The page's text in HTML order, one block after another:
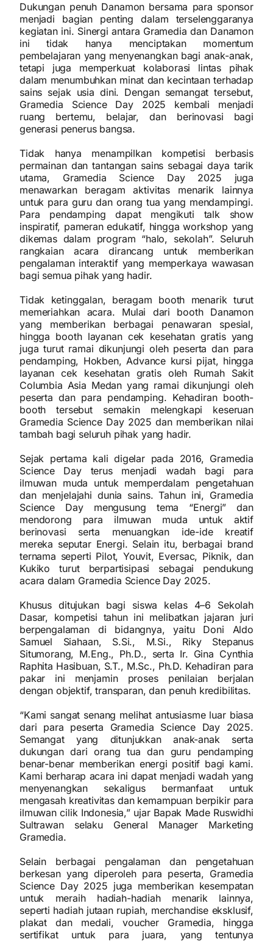
Dukungan penuh Danamon bersama para sponsor
menjadi bagian penting dalam terselenggaranya
kegiatan ini. Sinergi antara Gramedia dan Danamon
ini tidak hanya menciptakan momentum
pembelajaran yang menyenangkan bagi anak-anak,
tetapi juga memperkuat kolaborasi lintas pihak
dalam menumbuhkan minat dan kecintaan terhadap
sains sejak usia dini. Dengan semangat tersebut,
Gramedia Science Day 2025 kembali menjadi
ruang bertemu, belajar, dan berinovasi bagi
generasi penerus bangsa.
Tidak hanya menampilkan kompetisi berbasis
permainan dan tantangan sains sebagai daya tarik
utama, Gramedia Science Day 2025 juga
menawarkan beragam aktivitas menarik lainnya
untuk para guru dan orang tua yang mendampingi.
Para pendamping dapat mengikuti talk show
inspiratif, pameran edukatif, hingga workshop yang
dikemas dalam program “halo, sekolah”. Seluruh
rangkaian acara dirancang untuk memberikan
pengalaman interaktif yang memperkaya wawasan
bagi semua pihak yang hadir.
Tidak ketinggalan, beragam booth menarik turut
memeriahkan acara. Mulai dari booth Danamon
yang memberikan berbagai penawaran spesial,
hingga booth layanan cek kesehatan gratis yang
juga turut ramai dikunjungi oleh peserta dan para
pendamping, Hokben, Advance kursi pijat, hingga
layanan cek kesehatan gratis oleh Rumah Sakit
Columbia Asia Medan yang ramai dikunjungi oleh
peserta dan para pendamping. Kehadiran booth-
booth tersebut semakin melengkapi keseruan
Gramedia Science Day 2025 dan memberikan nilai
tambah bagi seluruh pihak yang hadir.
Sejak pertama kali digelar pada 2016, Gramedia
Science Day terus menjadi wadah bagi para
ilmuwan muda untuk memperdalam pengetahuan
dan menjelajahi dunia sains. Tahun ini, Gramedia
Science Day mengusung tema “Energi” dan
mendorong para ilmuwan muda untuk aktif
berinovasi serta menuangkan ide-ide kreatif
mereka seputar Energi. Selain itu, berbagai brand
ternama seperti Pilot, Youvit, Eversac, Piknik, dan
Kukiko turut berpartisipasi sebagai pendukung
acara dalam Gramedia Science Day 2025.
Khusus ditujukan bagi siswa kelas 4–6 Sekolah
Dasar, kompetisi tahun ini melibatkan jajaran juri
berpengalaman di bidangnya, yaitu Doni Aldo
Samuel Siahaan, S.Si., M.Si., Riky Stepanus
Situmorang, M.Eng., Ph.D., serta Ir. Gina Cynthia
Raphita Hasibuan, S.T., M.Sc., Ph.D. Kehadiran para
pakar ini menjamin proses penilaian berjalan
dengan objektif, transparan, dan penuh kredibilitas.
“Kami sangat senang melihat antusiasme luar biasa
dari para peserta Gramedia Science Day 2025.
Semangat yang ditunjukkan anak-anak serta
dukungan dari orang tua dan guru pendamping
benar-benar memberikan energi positif bagi kami.
Kami berharap acara ini dapat menjadi wadah yang
menyenangkan sekaligus bermanfaat untuk
mengasah kreativitas dan kemampuan berpikir para
ilmuwan cilik Indonesia,” ujar Bapak Made Ruswidhi
Sultrawan selaku General Manager Marketing
Gramedia.
Selain berbagai pengalaman dan pengetahuan
berkesan yang diperoleh para peserta, Gramedia
Science Day 2025 juga memberikan kesempatan
untuk meraih hadiah-hadiah menarik lainnya,
seperti hadiah jutaan rupiah, merchandise eksklusif,
plakat dan medali, voucher Gramedia, hingga
sertifikat untuk para juara, yang tentunya